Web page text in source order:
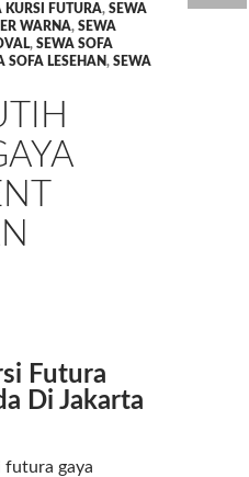
KURSI FUTURA, SEWA
WARNA, SEWA
, SEWA SOFA
SOFA LESEHAN, SEWA
Futura
Di Jakarta
futura gaya